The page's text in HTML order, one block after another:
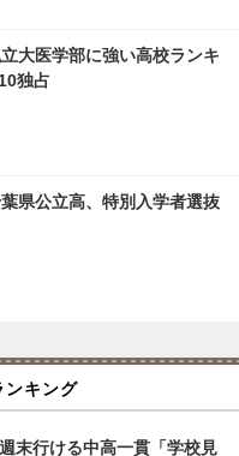
大医学部に強い高校ランキ
独占
県公立高、特別入学者選抜
ンキング
末行ける中高一貫「学校見